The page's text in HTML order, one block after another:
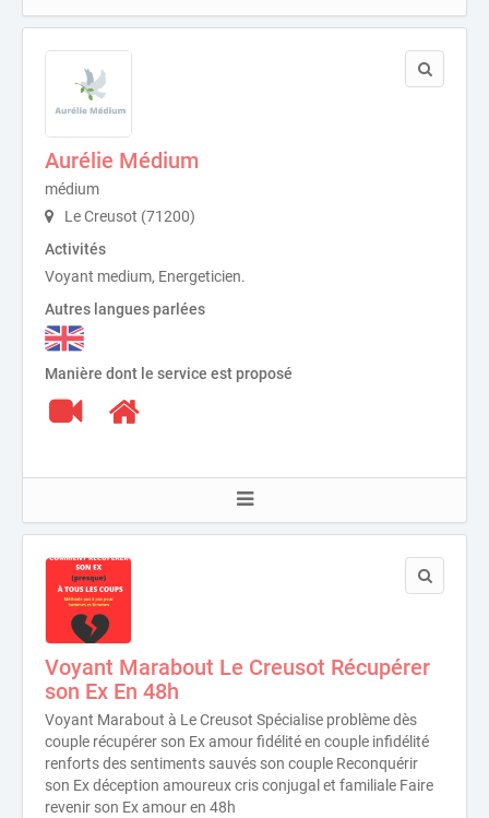
Aurélie Médium
médium
Le Creusot (71200)
Activités
Voyant medium, Energeticien.
Autres langues parlées
Manière dont le service est proposé
Voyant Marabout Le Creusot Récupérer
son Ex En 48h
Voyant Marabout à Le Creusot Spécialise problème dès
couple récupérer son Ex amour fidélité en couple infidélité
renforts des sentiments sauvés son couple Reconquérir
son Ex déception amoureux cris conjugal et familiale Faire
revenir son Ex amour en 48h